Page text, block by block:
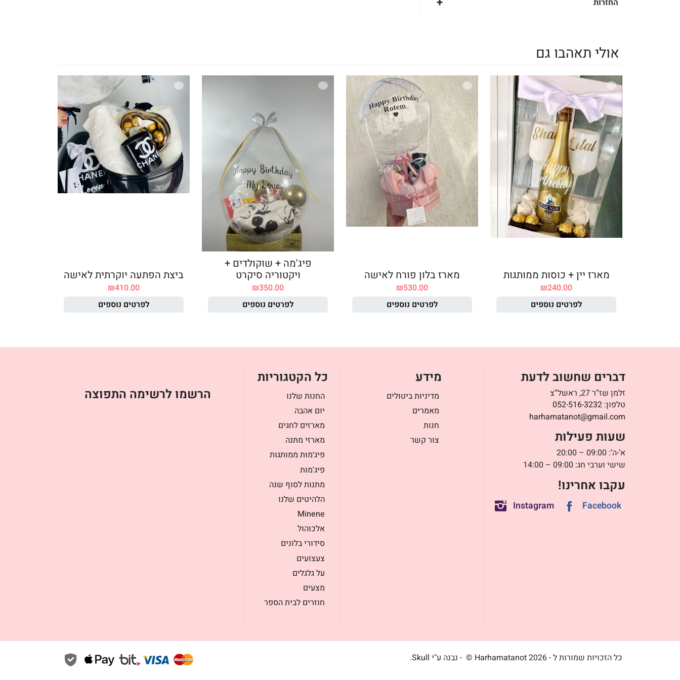
החזרות
אולי תאהבו גם
מארז יין + כוסות ממותגות
₪240.00
לפרטים נוספים
מארז בלון פורח לאישה
₪530.00
לפרטים נוספים
פיג'מה + שוקולדים +
ויקטוריה סיקרט
₪350.00
לפרטים נוספים
ביצת הפתעה יוקרתית לאישה
₪410.00
לפרטים נוספים
דברים שחשוב לדעת
זלמן שז”ר 27, ראשל”צ
טלפון: 052-516-3232
harhamatanot@gmail.com
שעות פעילות
א’-ה’: 09:00 – 20:00
שישי וערבי חג: 09:00 – 14:00
עקבו אחרינו!
Facebook
Instagram
מידע
מדיניות ביטולים
מאמרים
חנות
צור קשר
כל הקטגוריות
החנות שלנו
יום אהבה
מארזים לחגים
מארזי מתנה
פיג׳מות ממותגות
פיג'מות
מתנות לסוף שנה
הלהיטים שלנו
Minene
אלכוהול
סידורי בלונים
צעצועים
על גלגלים
מצעים
חוזרים לבית הספר
הרשמו לרשימה התפוצה
כל הזכויות שמורות ל - Harhamatanot 2026 © - נבנה ע"י Skull
.